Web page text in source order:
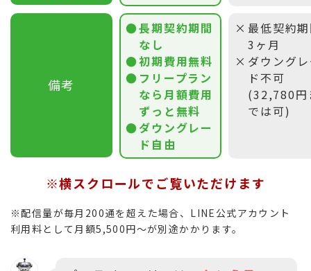
備考
長期契約期間
なし
初期費用無料
フリープラン
なら月額費用
ずっと無料
ダウングレー
ド自由
最低契約
3ヶ月
ダウング
ド不可
(32,780円
では可)
※横スクロールでご覧いただけます
※配信量が毎月200通を超えた場合、LINE公式アカウント
利用料として月額5,500円〜が別途かかります。